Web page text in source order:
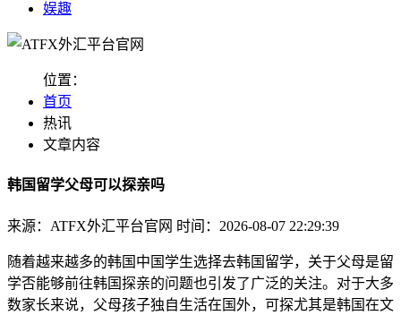
娱趣
位置：
首页
热讯
文章内容
韩国留学父母可以探亲吗
来源：ATFX外汇平台官网 时间：2026-08-07 22:29:39
随着越来越多的韩国中国学生选择去韩国留学，关于父母是留
学否能够前往韩国探亲的问题也引发了广泛的关注。对于大多
数家长来说，父母孩子独自生活在国外，可探尤其是韩国在文